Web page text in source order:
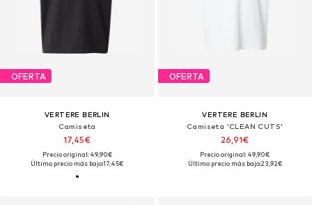
OFERTA
VERTERE BERLIN
Camiseta
17,45€
Precio original: 49,90€
Último precio más bajo:17,45€
OFERTA
VERTERE BERLIN
Camiseta 'CLEAN CUTS'
26,91€
Precio original: 49,90€
Último precio más bajo:23,92€